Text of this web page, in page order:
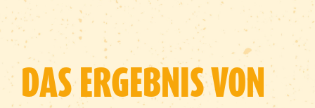
DAS ERGEBNIS VON